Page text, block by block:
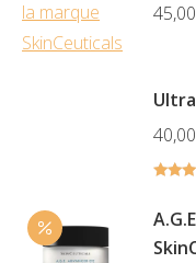
45,00
40,00